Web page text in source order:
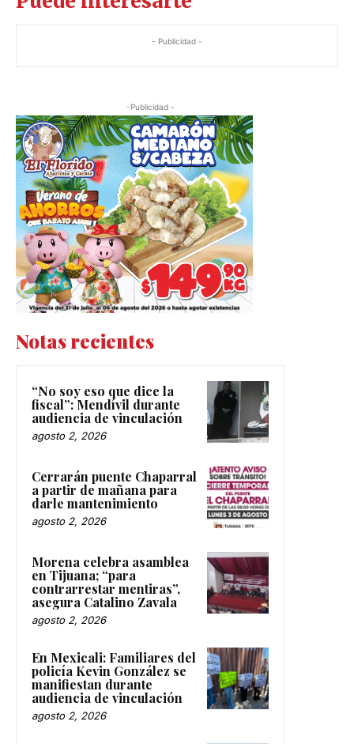
- Publicidad -
-Publicidad -
Notas recientes
“No soy eso que dice la
fiscal”: Mendívil durante
audiencia de vinculación
agosto 2, 2026
Cerrarán puente Chaparral
a partir de mañana para
darle mantenimiento
agosto 2, 2026
Morena celebra asamblea
en Tijuana; “para
contrarrestar mentiras”,
asegura Catalino Zavala
agosto 2, 2026
En Mexicali: Familiares del
policía Kevin González se
manifiestan durante
audiencia de vinculación
agosto 2, 2026